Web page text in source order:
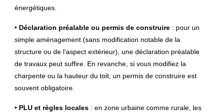
énergétiques.
• Déclaration préalable ou permis de construire : pour un
simple aménagement (sans modification notable de la
structure ou de l’aspect extérieur), une déclaration préalable
de travaux peut suffire. En revanche, si vous modifiez la
charpente ou la hauteur du toit, un permis de construire est
souvent obligatoire.
• PLU et règles locales : en zone urbaine comme rurale, les